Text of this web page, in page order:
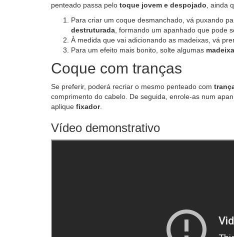
penteado passa pelo toque jovem e despojado, ainda
Para criar um coque desmanchado, vá puxando
destruturada, formando um apanhado que pode
À medida que vai adicionando as madeixas, vá
Para um efeito mais bonito, solte algumas
Coque com tranças
Se preferir, poderá recriar o mesmo penteado com
comprimento do cabelo. De seguida, enrole-as num
aplique fixador.
Vídeo demonstrativo